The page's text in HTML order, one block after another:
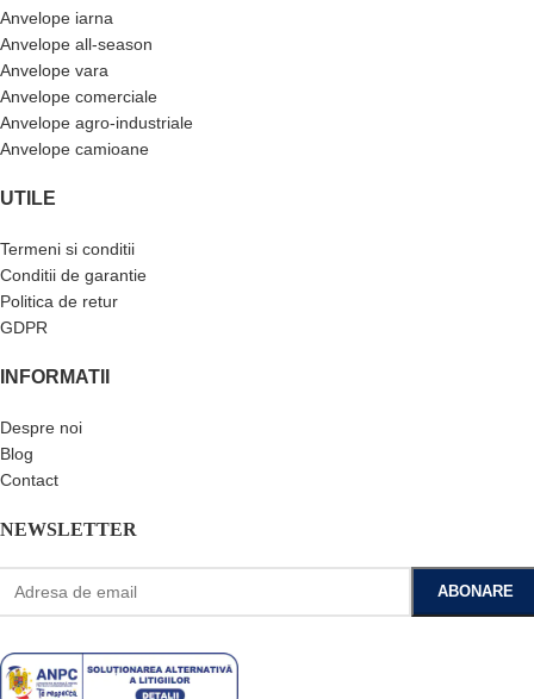
Anvelope iarna
Anvelope all-season
Anvelope vara
Anvelope comerciale
Anvelope agro-industriale
Anvelope camioane
UTILE
Termeni si conditii
Conditii de garantie
Politica de retur
GDPR
INFORMATII
Despre noi
Blog
Contact
NEWSLETTER